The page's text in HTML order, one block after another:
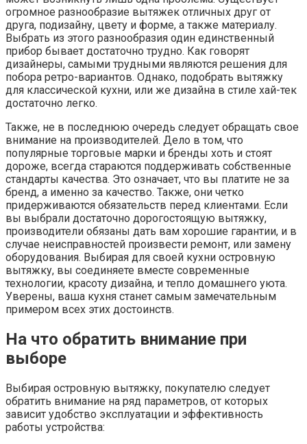
огромное разнообразие вытяжек отличных друг от
друга, подизайну, цвету и форме, а также материалу.
Выбрать из этого разнообразия один единственный
прибор бывает достаточно трудно. Как говорят
дизайнеры, самыми трудными являются решения для
побора ретро-вариантов. Однако, подобрать вытяжку
для классической кухни, или же дизайна в стиле хай-тек
достаточно легко.
Также, не в последнюю очередь следует обращать свое
внимание на производителей. Дело в том, что
популярные торговые марки и бренды хоть и стоят
дороже, всегда стараются поддерживать собственные
стандарты качества. Это означает, что вы платите не за
бренд, а именно за качество. Также, они четко
придерживаются обязательств перед клиентами. Если
вы выбрали достаточно дорогостоящую вытяжку,
производители обязаны дать вам хорошие гарантии, и в
случае неисправностей произвести ремонт, или замену
оборудования. Выбирая для своей кухни островную
вытяжку, вы соединяете вместе современные
технологии, красоту дизайна, и тепло домашнего уюта.
Уверены, ваша кухня станет самым замечательным
примером всех этих достоинств.
На что обратить внимание при
выборе
Выбирая островную вытяжку, покупателю следует
обратить внимание на ряд параметров, от которых
зависит удобство эксплуатации и эффективность
работы устройства: